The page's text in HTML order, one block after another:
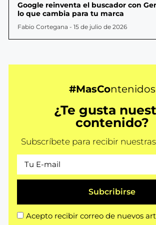
Google reinventa el buscador con
lo que cambia para tu marca
Fabio Cortegana 15 de julio de 2026
#MasContenidos
¿Te gusta
contenido?
Subscríbete para recibir
Acepto recibir correo de nuevos
Subcribirse